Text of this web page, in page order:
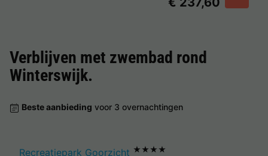
Verblijven met zwembad rond
Winterswijk.
Beste aanbieding voor 3 overnachtingen
Recreatiepark Goorzicht ★★★★